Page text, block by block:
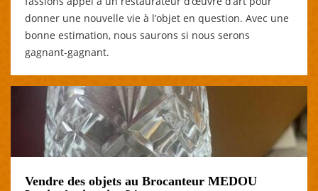
donner une nouvelle vie à l’objet en question. Avec une
bonne estimation, nous saurons si nous serons
gagnant-gagnant.
Vendre des objets au Brocanteur MEDOU